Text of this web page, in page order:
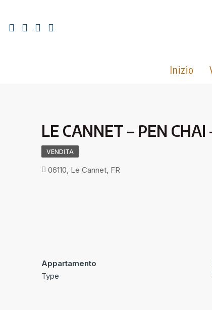
Inizio
LE CANNET – PEN
VENDITA
06110, Le Cannet, FR
Appartamento
Type